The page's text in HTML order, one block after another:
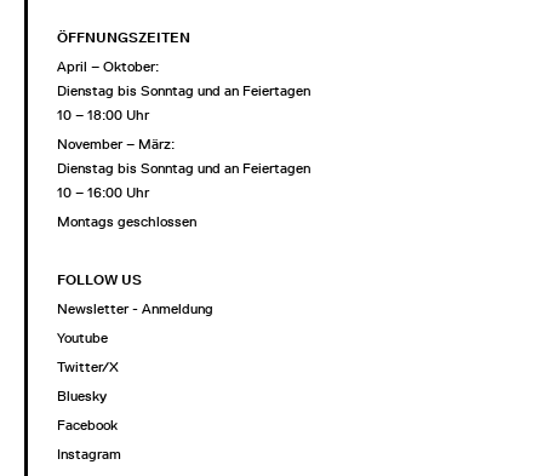
ÖFFNUNGSZEITEN
April – Oktober:
Dienstag bis Sonntag und an Feiertagen
10 – 18:00 Uhr
November – März:
Dienstag bis Sonntag und an Feiertagen
10 – 16:00 Uhr
Montags geschlossen
FOLLOW US
Newsletter - Anmeldung
Youtube
Twitter/X
Bluesky
Facebook
Instagram